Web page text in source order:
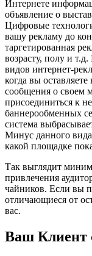
Интернете
объявление о
Цифровые
вашу рекламу до
таргетированная
возрасту, полу и
видов интернет-
когда вы
сообщения о своем
присоединиться к
баннерообменных
система
Минус данного
какой площадке
Так выглядит
привлечения
чайников. Если вы
отличающиеся от
вас.
Ваш Клиент